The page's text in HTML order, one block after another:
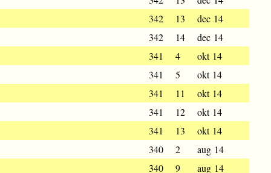
342
13
dec 14
342
14
dec 14
341
4
okt 14
341
5
okt 14
341
11
okt 14
341
12
okt 14
341
13
okt 14
340
2
aug 14
340
9
aug 14